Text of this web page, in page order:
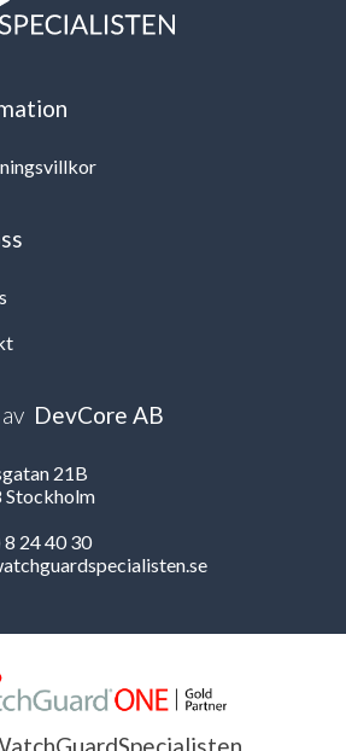
DevCore AB
21B
Stockholm
24 40 30